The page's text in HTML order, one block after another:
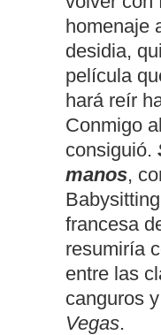
homenaje
desidia,
película
hará reír
Conmigo
consiguió.
manos,
francesa
resumiría
entre las
canguros y
Vegas.